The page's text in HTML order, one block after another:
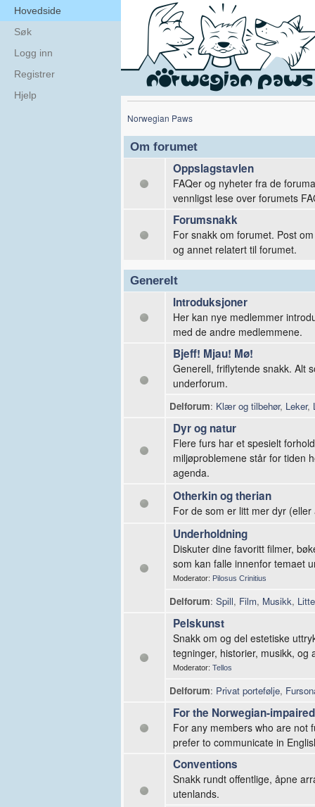
Hovedside
Søk
Logg inn
Registrer
Hjelp
Norwegian Paws
Om forumet
Oppslagstavlen
FAQer og nyheter fra de
vennligst lese over forumets
Forumsnakk
For snakk om forumet. Post
og annet relatert til forumet.
Generelt
Introduksjoner
Her kan nye medlemmer
med de andre medlemmene.
Bjeff! Mjau! Mø!
Generell, friflytende snakk. Alt
underforum.
Delforum: Klær og tilbehør, Leker,
Dyr og natur
Flere furs har et spesielt
miljøproblemene står for tiden
agenda.
Otherkin og therian
For de som er litt mer dyr
Underholdning
Diskuter dine favoritt filmer,
som kan falle innenfor temaet
Moderator: Pilosus Crinitius
Delforum: Spill, Film, Musikk,
Pelskunst
Snakk om og del estetiske
tegninger, historier, musikk, og
Moderator: Tellos
Delforum: Privat portefølje,
For the Norwegian-impaired
For any members who are not
prefer to communicate in
Conventions
Snakk rundt offentlige, åpne
utenlands.